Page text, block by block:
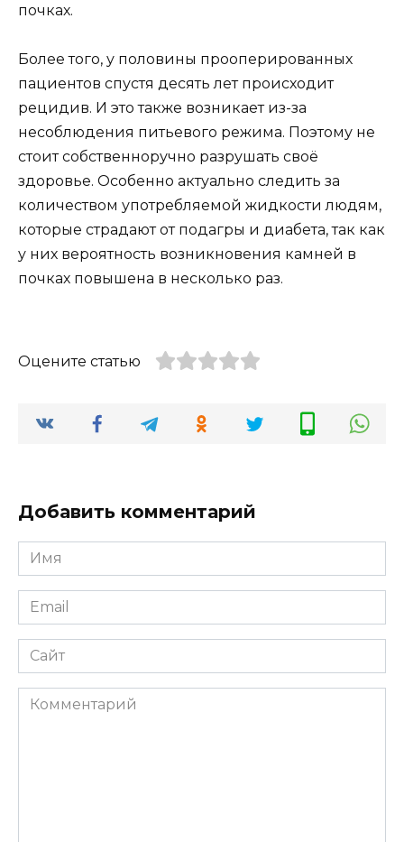
почках.
Более того, у половины прооперированных
пациентов спустя десять лет происходит
рецидив. И это также возникает из-за
несоблюдения питьевого режима. Поэтому не
стоит собственноручно разрушать своё
здоровье. Особенно актуально следить за
количеством употребляемой жидкости людям,
которые страдают от подагры и диабета, так как
у них вероятность возникновения камней в
почках повышена в несколько раз.
Оцените статью
Добавить комментарий
Имя
*
Email
*
Сайт
Комментарий